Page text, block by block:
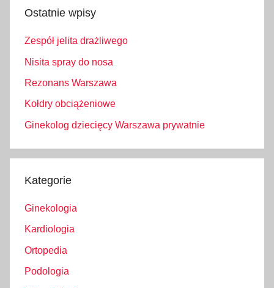
Ostatnie wpisy
Zespół jelita drażliwego
Nisita spray do nosa
Rezonans Warszawa
Kołdry obciążeniowe
Ginekolog dziecięcy Warszawa prywatnie
Kategorie
Ginekologia
Kardiologia
Ortopedia
Podologia